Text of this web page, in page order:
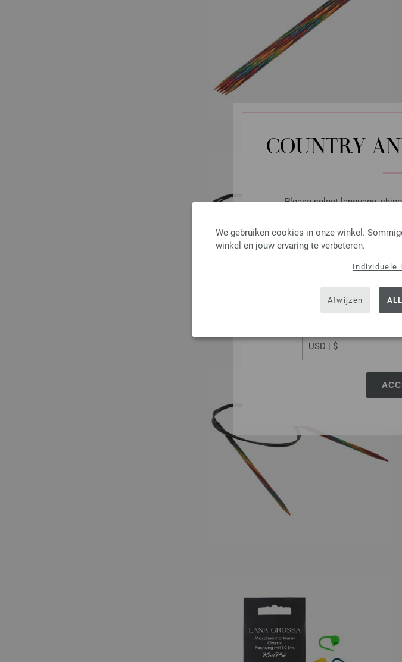
COUNTRY
Please select language,
SHIPPING TO
USA - The United
We gebruiken cookies in onze winkel.
winkel en jouw ervaring te verbeteren.
Individuele
Afwijzen